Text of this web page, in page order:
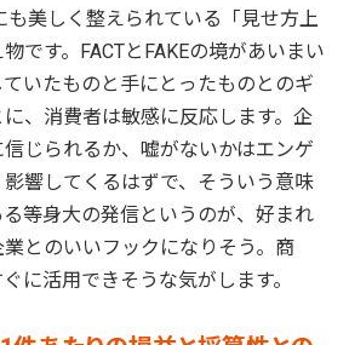
も美しく整えられている「見せ方上
です。FACTとFAKEの境があいまい
いたものと手にとったものとのギ
、消費者は敏感に反応します。企
じられるか、嘘がないかはエンゲ
響してくるはずで、そういう意味
等身大の発信というのが、好まれ
とのいいフックになりそう。商
に活用できそうな気がします。